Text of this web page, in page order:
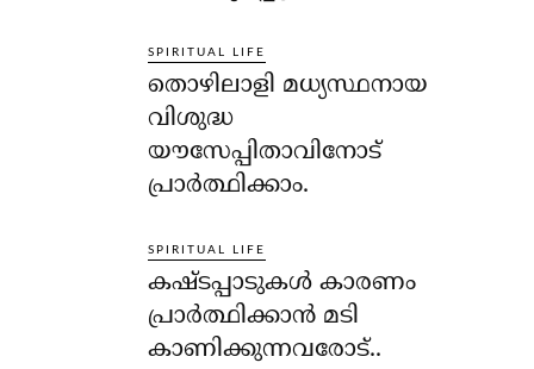
SPIRITUAL LIFE
തൊഴിലാളി മധ്യസ്ഥനായ
വിശുദ്ധ
യൗസേപ്പിതാവിനോട്
പ്രാര്‍ത്ഥിക്കാം.
SPIRITUAL LIFE
കഷ്ടപ്പാടുകള്‍ കാരണം
പ്രാര്‍ത്ഥിക്കാന്‍ മടി
കാണിക്കുന്നവരോട്..